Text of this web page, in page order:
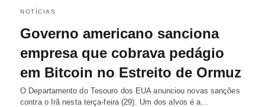
NOTÍCIAS
Governo americano sanciona
empresa que cobrava pedágio
em Bitcoin no Estreito de Ormuz
O Departamento do Tesouro dos EUA anunciou novas sanções
contra o Irã nesta terça-feira (29). Um dos alvos é a…